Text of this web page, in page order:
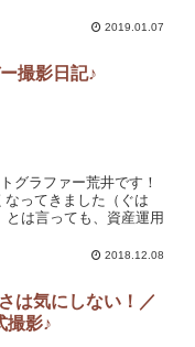
2019.01.07
撮影日記♪
グラファー荒井です！
ってきました（ぐは
とは言っても、資産運用
2018.12.08
は気にしない！／
撮影♪